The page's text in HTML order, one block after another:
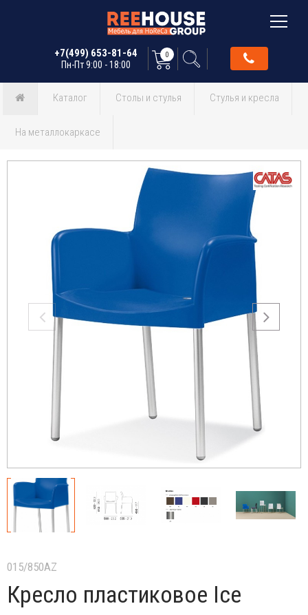
+7(499) 653-81-64
Пн-Пт 9:00 - 18:00
0
Каталог Столы и стулья Стулья и кресла
На металлокаркасе
015/850AZ
Кресло пластиковое Ice